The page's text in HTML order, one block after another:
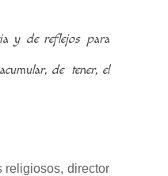
y de reflejos para
de tener, el
religiosos, director